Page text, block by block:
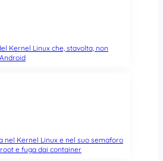
Kernel Linux che, stavolta, non
nel Kernel Linux e nel suo semaforo
e fuga dai container